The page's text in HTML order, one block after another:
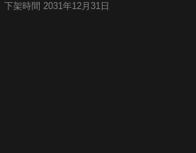
下架時間 2031年12月31日